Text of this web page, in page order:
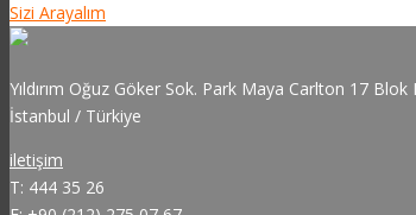
Sizi Arayalım
Yıldırım Oğuz Göker Sok. Park Maya Carlton 17
İstanbul / Türkiye
iletişim
T: 444 35 26